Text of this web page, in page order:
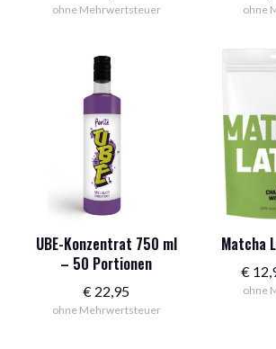
ohne Mehrwertsteuer ohne
UBE-Konzentrat 750 ml
– 50 Portionen
€ 22,95
ohne Mehrwertsteuer
Matcha
€
ohne